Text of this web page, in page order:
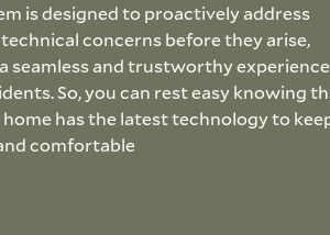
is designed to proactively address
concerns before they arise,
seamless and trustworthy experience
So, you can rest easy knowing
has the latest technology to
comfortable